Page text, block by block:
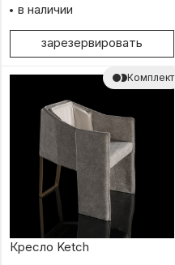
в наличии
зарезервировать
Комплект
Кресло Ketch